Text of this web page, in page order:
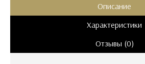
Описание
Характеристики
Отзывы (0)